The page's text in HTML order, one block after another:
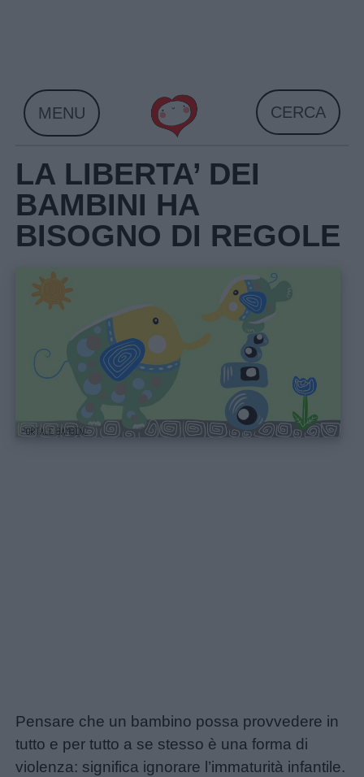
Home
MENU CERCA
LA LIBERTA’ DEI
BAMBINI HA
BISOGNO DI REGOLE
Pensare che un bambino possa provvedere in
tutto e per tutto a se stesso è una forma di
violenza: significa ignorare l’immaturità infantile.